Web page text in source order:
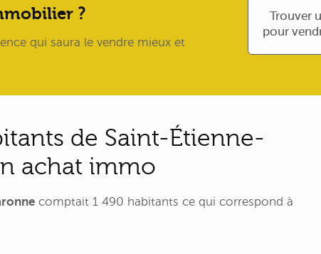
?
qui saura le vendre mieux et
Trouver
pour
de Saint-Étienne-
achat immo
comptait 1 490 habitants ce qui correspond à